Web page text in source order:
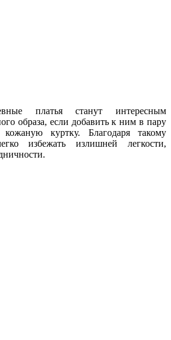
платья станут интересным
образа, если добавить к ним в пару
куртку. Благодаря такому
избежать излишней легкости,